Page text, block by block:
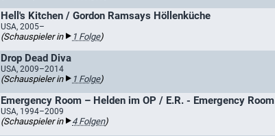
Hell's Kitchen / Gordon Ramsays Höllenküche
USA, 2005–
(Schauspieler in 1 Folge)
Drop Dead Diva
USA, 2009–2014
(Schauspieler in 1 Folge)
Emergency Room – Helden im OP / E.R. - Emergency Room
USA, 1994–2009
(Schauspieler in 4 Folgen)